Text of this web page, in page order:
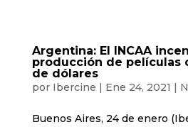
Argentina: El INCAA
producción de películas
de dólares
por Ibercine | Ene 24, 2021 |
Buenos Aires, 24 de enero